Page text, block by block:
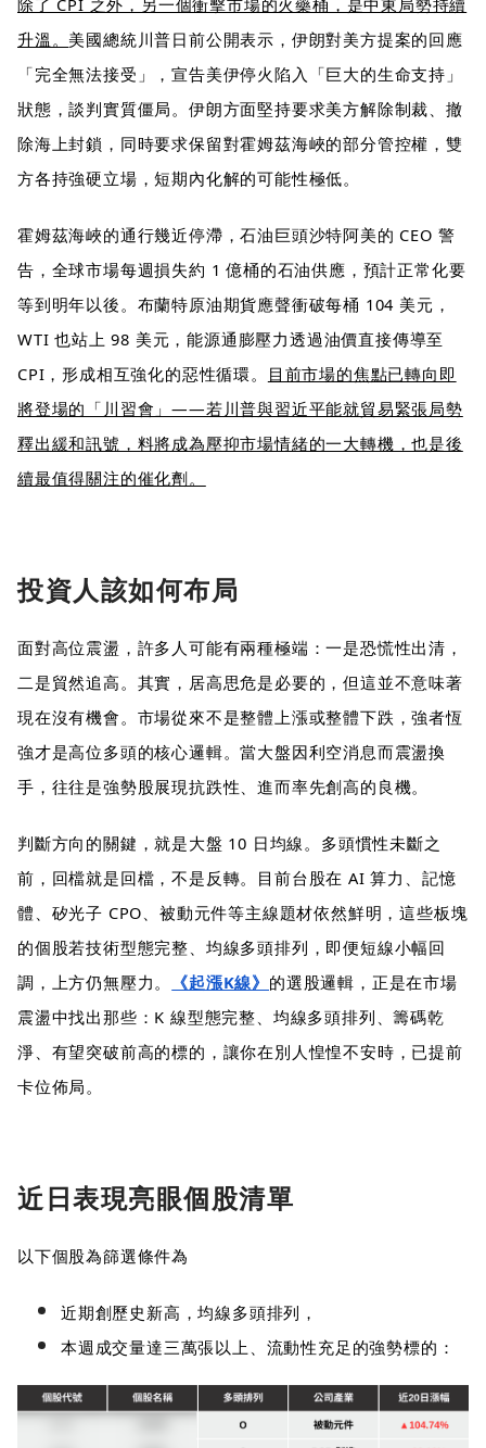
除了 CPI 之外，另一個衝擊市場的火藥桶，是中東局勢持續
升溫。 美國總統川普日前公開表示，伊朗對美方提案的回應
「完全無法接受」，宣告美伊停火陷入「巨大的生命支持」
狀態，談判實質僵局。伊朗方面堅持要求美方解除制裁、撤
除海上封鎖，同時要求保留對霍姆茲海峽的部分管控權，雙
方各持強硬立場，短期內化解的可能性極低。
霍姆茲海峽的通行幾近停滯，石油巨頭沙特阿美的 CEO 警
告，全球市場每週損失約 1 億桶的石油供應，預計正常化要
等到明年以後。布蘭特原油期貨應聲衝破每桶 104 美元，
WTI 也站上 98 美元，能源通膨壓力透過油價直接傳導至
CPI，形成相互強化的惡性循環。
目前市場的焦點已轉向即
將登場的「川習會」——若川普與習近平能就貿易緊張局勢
釋出緩和訊號，料將成為壓抑市場情緒的一大轉機，也是後
續最值得關注的催化劑。
投資人該如何布局
面對高位震盪，許多人可能有兩種極端：一是恐慌性出清，
二是貿然追高。其實，居高思危是必要的，但這並不意味著
現在沒有機會。市場從來不是整體上漲或整體下跌，強者恆
強才是高位多頭的核心邏輯。當大盤因利空消息而震盪換
手，往往是強勢股展現抗跌性、進而率先創高的良機。
判斷方向的關鍵，就是大盤 10 日均線。多頭慣性未斷之
前，回檔就是回檔，不是反轉。目前台股在 AI 算力、記憶
體、矽光子 CPO、被動元件等主線題材依然鮮明，這些板塊
的個股若技術型態完整、均線多頭排列，即便短線小幅回
調，上方仍無壓力。
《起漲K線》 的選股邏輯，正是在市場
震盪中找出那些：K 線型態完整、均線多頭排列、籌碼乾
淨、有望突破前高的標的，讓你在別人惶惶不安時，已提前
卡位佈局。
近日表現亮眼個股清單
以下個股為篩選條件為
近期創歷史新高，均線多頭排列，
本週成交量達三萬張以上、流動性充足的強勢標的：